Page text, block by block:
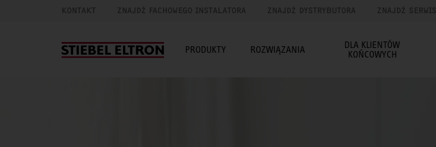
KONTAKT ZNAJDŹ FACHOWEGO INSTALATORA ZNAJDŹ DYSTRYBUTORA ZNAJDŹ SERWIS
PRODUKTY ROZWIĄZANIA
DLA KLIENTÓW
KOŃCOWYCH